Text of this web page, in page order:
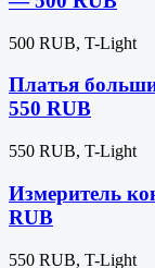
500 RUB, T-Light
Платья
550 RUB
550 RUB, T-Light
Измеритель
RUB
550 RUB, T-Light